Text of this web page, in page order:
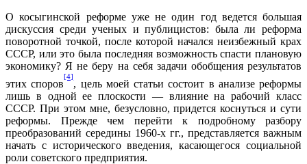
О косыгинской реформе уже не один год ведется большая
дискуссия среди ученых и публицистов: была ли реформа
поворотной точкой, после которой начался неизбежный крах
СССР, или это была последняя возможность спасти плановую
экономику? Я не беру на себя задачи обобщения результатов
этих споров
[4]
, цель моей статьи состоит в анализе реформы
лишь в одной ее плоскости — влияние на рабочий класс
СССР. При этом мне, безусловно, придется коснуться и сути
реформы. Прежде чем перейти к подробному разбору
преобразований середины 1960-х гг., представляется важным
начать с исторического введения, касающегося социальной
роли советского предприятия.